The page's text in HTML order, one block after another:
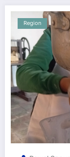
Region